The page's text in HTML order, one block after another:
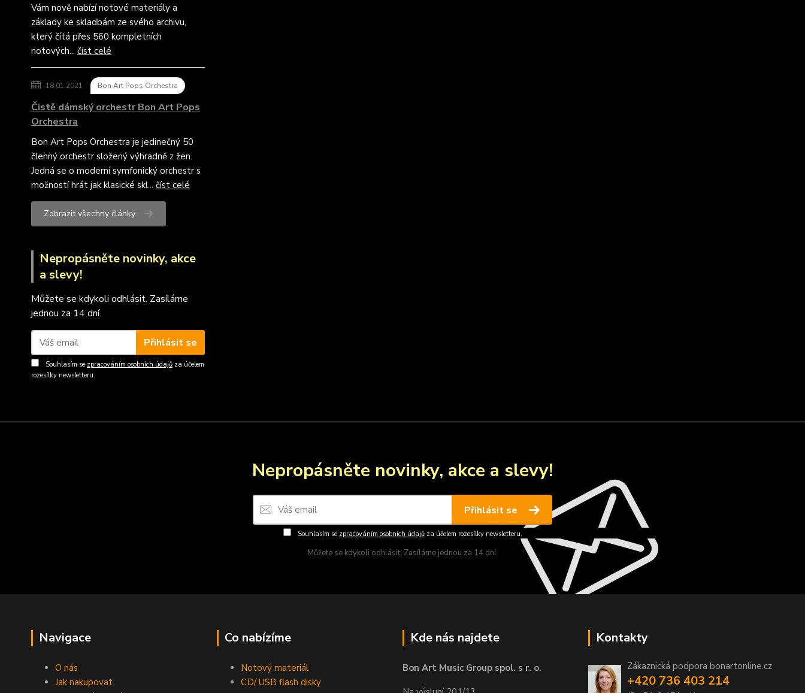
Vám nově nabízí notové materiály a
základy ke skladbám ze svého archivu,
který čítá přes 560 kompletních
notových... číst celé
18.01.2021 Bon Art Pops Orchestra
Čistě dámský orchestr Bon Art Pops
Orchestra
Bon Art Pops Orchestra je jedinečný 50
členný orchestr složený výhradně z žen.
Jedná se o moderní symfonický orchestr s
možností hrát jak klasické skl... číst celé
Zobrazit všechny články
Nepropásněte novinky, akce
a slevy!
Můžete se kdykoli odhlásit. Zasíláme
jednou za 14 dní.
Přihlásit se
Souhlasím se zpracováním osobních údajů za účelem
rozesílky newsletteru.
Nepropásněte novinky, akce a slevy!
Přihlásit se
Souhlasím se zpracováním osobních údajůza účelem rozesílky newsletteru.
Můžete se kdykoli odhlásit. Zasíláme jednou za 14 dní.
Navigace
O nás
Jak nakupovat
Co nabízíme
Notový materiál
CD/ USB flash disky
Kde nás najdete
Bon Art Music Group spol. s r. o.
Kontakty
Zákaznická podpora bonartonline.cz
+420 736 403 214